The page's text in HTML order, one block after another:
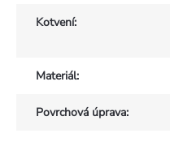
Kotvení:
Materiál:
Povrchová úprava: